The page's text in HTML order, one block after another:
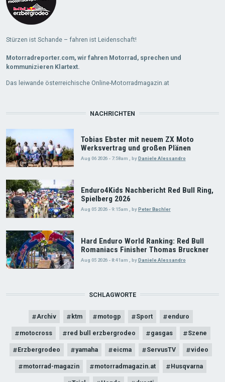
Stürzen ist Schande – fahren ist Leidenschaft!
Motorradreporter.com, wir fahren Motorrad, sprechen und
kommunizieren Klartext.
Das leiwande österreichische Online-Motorradmagazin.at
NACHRICHTEN
Tobias Ebster mit neuem ZX Moto
Werksvertrag und großen Plänen
Aug 06 2026 - 7:58am byDaniele Alessandro
Enduro4Kids Nachbericht Red Bull Ring,
Spielberg 2026
Aug 05 2026 - 9:15am byPeter Bachler
Hard Enduro World Ranking: Red Bull
Romaniacs Finisher Thomas Bruckner
Aug 05 2026 - 8:41am byDaniele Alessandro
SCHLAGWORTE
Archiv ktm motogp Sport enduro
motocross red bull erzbergrodeo gasgas Szene
Erzbergrodeo yamaha eicma ServusTV video
motorrad-magazin motorradmagazin.at Husqvarna